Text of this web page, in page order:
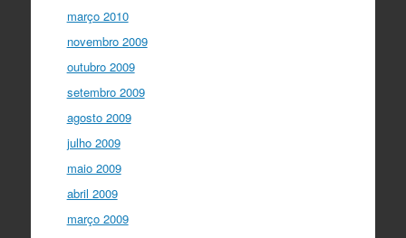
março 2010
novembro 2009
outubro 2009
setembro 2009
agosto 2009
julho 2009
maio 2009
abril 2009
março 2009